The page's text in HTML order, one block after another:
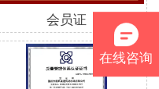
会员证
在线咨询